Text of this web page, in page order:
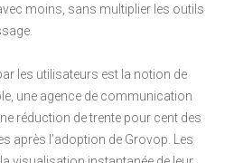
moins, sans multiplier les outils
les utilisateurs est la notion de
une agence de communication
réduction de trente pour cent des
après l’adoption de Grovop. Les